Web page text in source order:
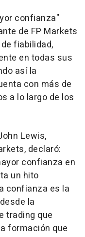
confianza"
de FP Markets
fiabilidad,
en todas sus
así la
con más de
a lo largo de los
Lewis,
declaró:
confianza en
un hito
confianza es la
la
trading que
formación que